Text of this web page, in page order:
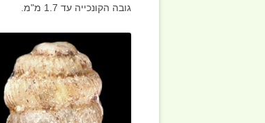
גובה הקונכייה עד 1.7 מ"מ.